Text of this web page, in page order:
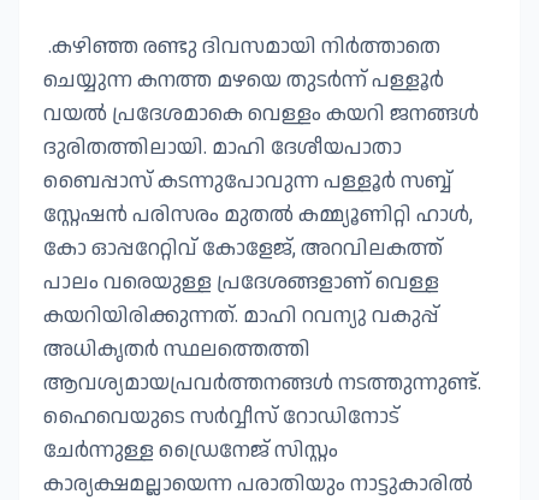
.കഴിഞ്ഞ രണ്ടു ദിവസമായി നിർത്താതെ
ചെയ്യുന്ന കനത്ത മഴയെ തുടർന്ന് പള്ളൂർ
വയൽ പ്രദേശമാകെ വെള്ളം കയറി ജനങ്ങൾ
ദുരിതത്തിലായി. മാഹി ദേശീയപാതാ
ബൈപ്പാസ് കടന്നുപോവുന്ന പള്ളൂർ സബ്ബ്
സ്റ്റേഷൻ പരിസരം മുതൽ കമ്മ്യൂണിറ്റി ഹാൾ,
കോ ഓപ്പറേറ്റിവ് കോളേജ്, അറവിലകത്ത്
പാലം വരെയുള്ള പ്രദേശങ്ങളാണ് വെള്ള
കയറിയിരിക്കുന്നത്. മാഹി റവന്യു വകുപ്പ്
അധികൃതർ സ്ഥലത്തെത്തി
ആവശ്യമായപ്രവർത്തനങ്ങൾ നടത്തുന്നുണ്ട്.
ഹൈവെയുടെ സർവ്വീസ് റോഡിനോട്
ചേർന്നുള്ള ഡ്രൈനേജ് സിസ്റ്റം
കാര്യക്ഷമല്ലായെന്ന പരാതിയും നാട്ടുകാരിൽ